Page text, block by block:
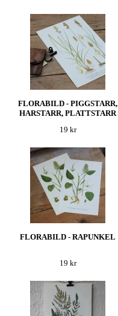
FLORABILD - PIGGSTARR,
HARSTARR, PLATTSTARR
19 kr
FLORABILD - RAPUNKEL
19 kr